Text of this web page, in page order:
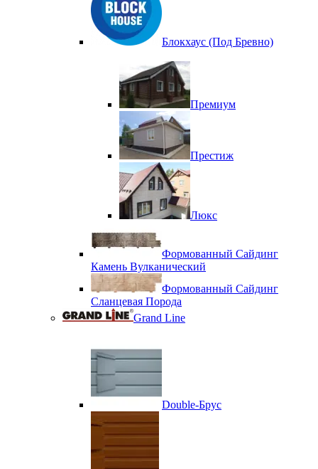
Блокхаус (Под Бревно)
Премиум
Престиж
Люкс
Формованный Сайдинг
Камень Вулканический
Формованный Сайдинг
Сланцевая Порода
Grand Line
Double-Брус